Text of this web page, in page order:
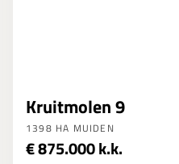
1398 HA MUIDEN
Kruitmolen 9
€ 875.000 k.k.